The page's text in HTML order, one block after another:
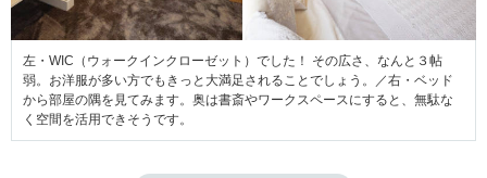
左・WIC（ウォークインクローゼット）でした！ その広さ、なんと３帖
弱。お洋服が多い方でもきっと大満足されることでしょう。／右・ベッド
から部屋の隅を見てみます。奥は書斎やワークスペースにすると、無駄な
く空間を活用できそうです。